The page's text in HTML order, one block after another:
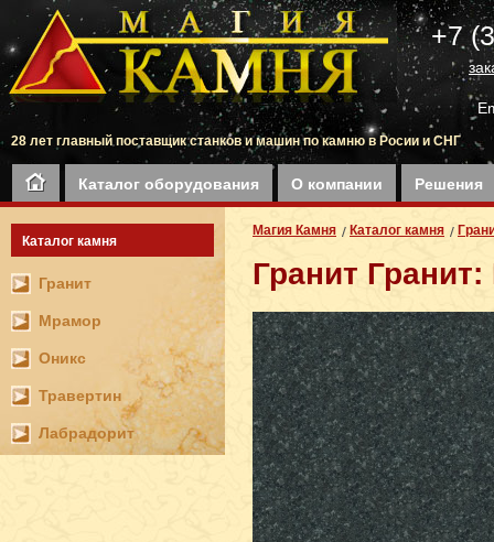
+7
28 лет главный поставщик станков и машин по камню в Росии и СНГ
Каталог оборудования О компании Решения
Каталог камня
Гранит
Мрамор
Оникс
Травертин
Лабрадорит
Магия Камня Каталог камня
Гранит